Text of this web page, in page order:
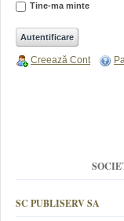
Tine-ma minte
Creează Cont
SC PUBLISERV SA